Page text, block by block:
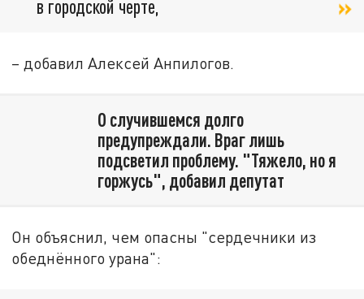
в городской черте,
– добавил Алексей Анпилогов.
О случившемся долго
предупреждали. Враг лишь
подсветил проблему. "Тяжело, но я
горжусь", добавил депутат
Он объяснил, чем опасны "сердечники из
обеднённого урана":